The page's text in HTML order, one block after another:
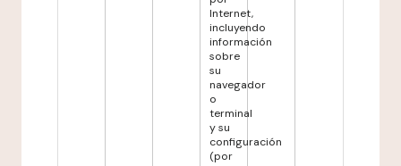
Internet,
incluyendo
información
sobre
su
navegador
o
terminal
y su
configuración
(por